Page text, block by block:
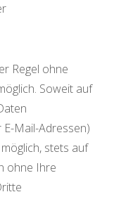
Regel ohne
Soweit auf
Mail-Adressen)
stets auf
ohne Ihre